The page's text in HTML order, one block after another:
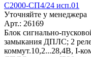
С2000-СП4/24 исп.01
Уточняйте у менеджера
Арт.: 26169
Блок сигнально-
замыкания ДПЛС; 2
коммут.10,2...28,4В, I-